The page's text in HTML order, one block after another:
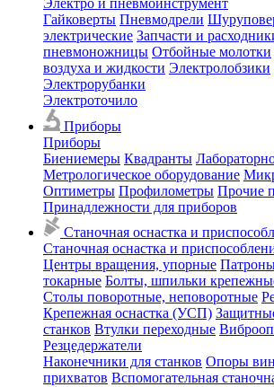
Электро и пневмоинструмент
Гайковерты Пневмодрели
электрические Запчасти и
пневмоножницы Отбойные молотки
воздуха и жидкости Электролобзики
Электрорубанки
Электроточило
Приборы
Приборы
Биениемеры Квадранты
Метрологическое оборудование
Оптиметры Профилометры Прочие
Принадлежности для приборов
Станочная оснастка и
Станочная оснастка и
Центры вращения, упорные
токарные Болты, шпильки
Столы поворотные, неповоротные
Крепежная оснастка (УСП)
станков Втулки переходные
Резцедержатели
Наконечники для станков Опоры
прихватов Вспомогательная